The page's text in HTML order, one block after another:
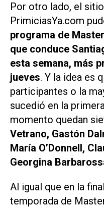
Por otro lado, el
PrimiciasYa.com
programa de
que conduce
esta semana, más
jueves. Y la idea es
participantes o la
sucedió en la
momento quedan
Vetrano, Gastón
María O’Donnell,
Georgina
Al igual que en la
temporada de